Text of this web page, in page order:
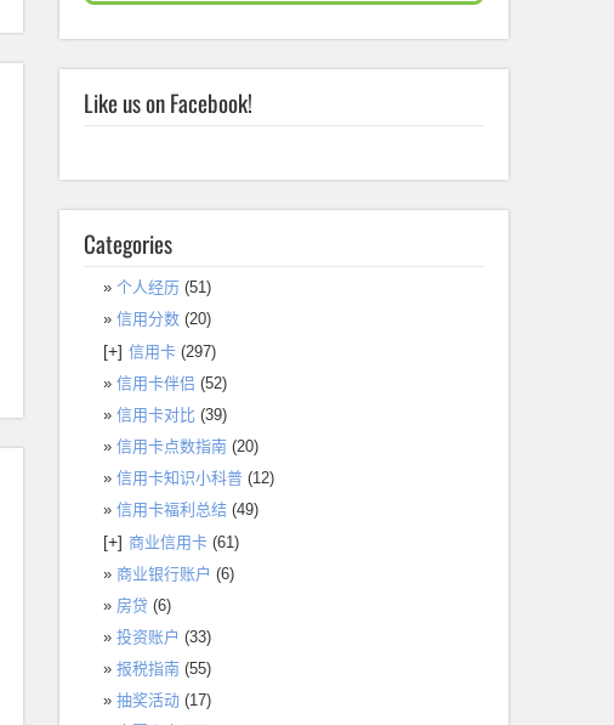
Like us on Facebook!
Categories
个人经历 (51)
信用分数 (20)
[+] 信用卡 (297)
信用卡伴侣 (52)
信用卡对比 (39)
信用卡点数指南 (20)
信用卡知识小科普 (12)
信用卡福利总结 (49)
[+] 商业信用卡 (61)
商业银行账户 (6)
房贷 (6)
投资账户 (33)
报税指南 (55)
抽奖活动 (17)